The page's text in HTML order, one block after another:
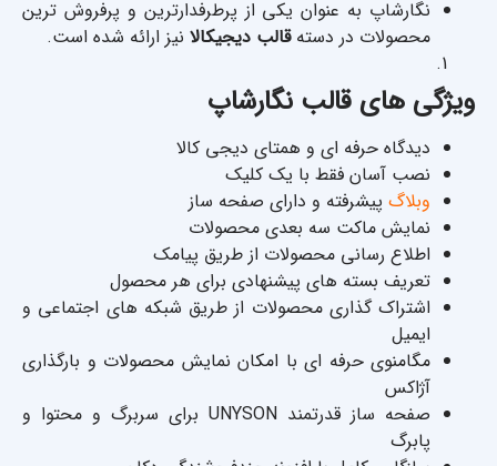
نگارشاپ به عنوان یکی از پرطرفدارترین و پرفروش ترین
محصولات در دستهقالب دیجیکالا نیز ارائه شده است.
ویژگی های قالب نگارشاپ
دیدگاه حرفه ای و همتای دیجی کالا
نصب آسان فقط با یک کلیک
وبلاگ پیشرفته و دارای صفحه ساز
نمایش ماکت سه بعدی محصولات
اطلاع رسانی محصولات از طریق پیامک
تعریف بسته های پیشنهادی برای هر محصول
اشتراک گذاری محصولات از طریق شبکه های اجتماعی و
ایمیل
مگامنوی حرفه ای با امکان نمایش محصولات و بارگذاری
آژاکس
صفحه ساز قدرتمند UNYSON برای سربرگ و محتوا و
پابرگ